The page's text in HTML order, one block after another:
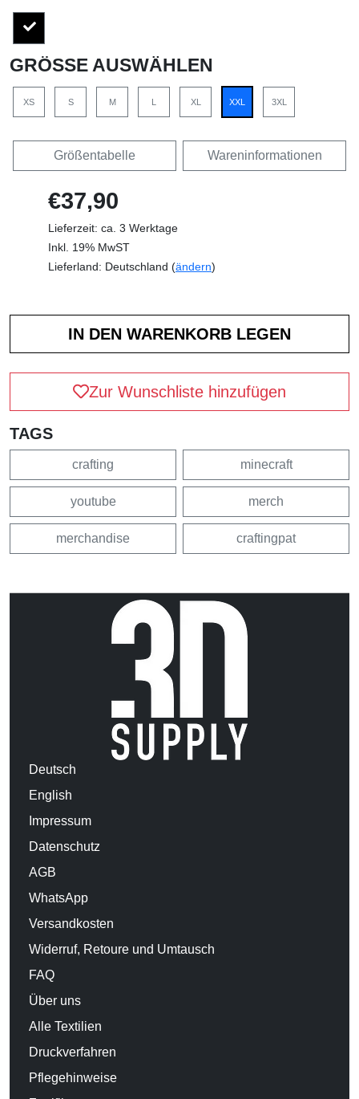
GRÖSSE AUSWÄHLEN
XS S M XL XXL 3XL
Größentabelle Wareninformationen
€37,90
Lieferzeit: ca. 3 Werktage
Inkl. 19% MwST
Lieferland: Deutschland (ändern)
Zur Wunschliste hinzufügen
TAGS
crafting minecraft
youtube merch
merchandise craftingpat
Deutsch
English
Impressum
Datenschutz
AGB
WhatsApp
Versandkosten
Widerruf, Retoure und Umtausch
FAQ
Über uns
Alle Textilien
Druckverfahren
Pflegehinweise